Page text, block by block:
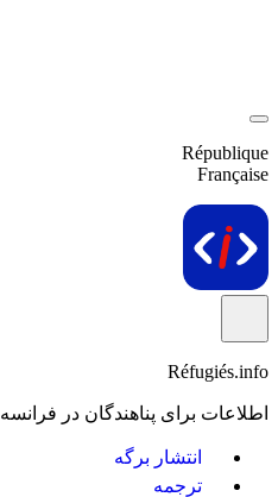
République
Française
Réfugiés.info
اطلاعات برای پناهندگان در فرانسه
انتشار برگه
ترجمه